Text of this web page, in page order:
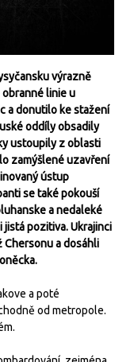
výrazně
linie u
a donutilo ke stažení
oddíly obsadily
ustoupily z oblasti
zamýšlené uzavření
ústup
se také pokouší
a nedaleké
pozitiva. Ukrajinci
a dosáhli
a poté
od metropole.